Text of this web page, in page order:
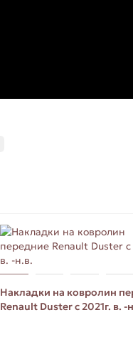
Накладки на ковролин
Renault Duster с 2021г. в. -